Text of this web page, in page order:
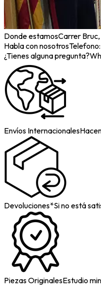
Donde estamosCarrer
Habla con nosotros
¿Tienes alguna pregunta?
Envíos Internacionales
Devoluciones*Si no está
Piezas OriginalesEstudio